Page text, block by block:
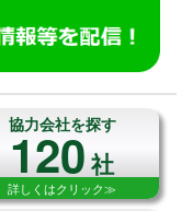
協力会社を探す
120社
詳しくはクリック≫